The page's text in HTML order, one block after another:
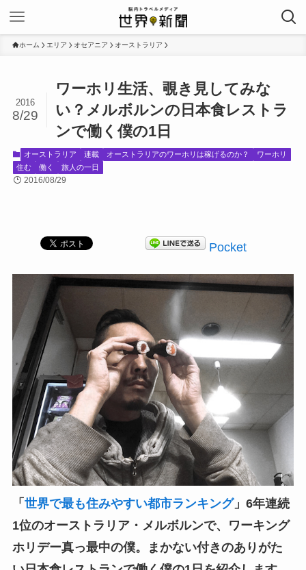
ホーム エリア オセアニア オーストラリア
ワーホリ生活、覗き見してみな
い？メルボルンの日本食レストラ
ンで働く僕の1日
2016
8/29
オーストラリア 連載 オーストラリアのワーホリは稼げるのか？
ワーホリ
住む
働く 旅人の一日
2016/08/29
Pocket
「 世界で最も住みやすい都市ランキング」6年連続
1位のオーストラリア・メルボルンで、ワーキング
ホリデー真っ最中の僕。まかない付きのありがた